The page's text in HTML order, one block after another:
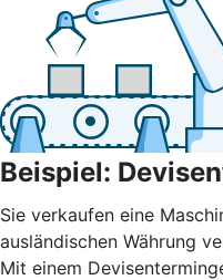
Beispiel:
Sie verkaufen eine
ausländischen Währung
Mit einem